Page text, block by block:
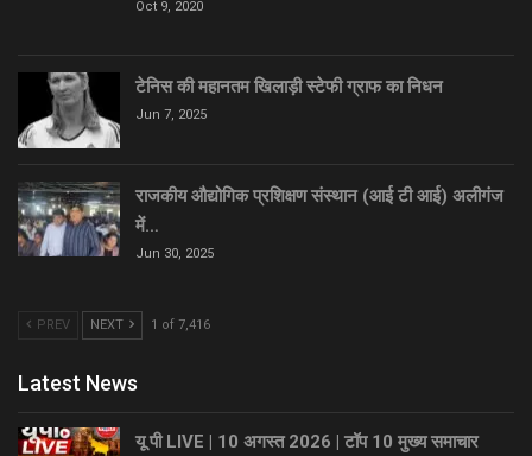
Oct 9, 2020
टेनिस की महानतम खिलाड़ी स्टेफी ग्राफ का निधन
Jun 7, 2025
राजकीय औद्योगिक प्रशिक्षण संस्थान (आई टी आई) अलीगंज
में…
Jun 30, 2025
PREV NEXT 1 of 7,416
Latest News
यू पी LIVE | 10 अगस्त 2026 | टॉप 10 मुख्य समाचार